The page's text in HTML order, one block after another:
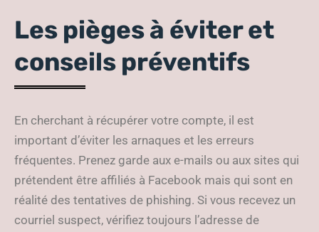
Les pièges à éviter et
conseils préventifs
En cherchant à récupérer votre compte, il est
important d’éviter les arnaques et les erreurs
fréquentes. Prenez garde aux e-mails ou aux sites qui
prétendent être affiliés à Facebook mais qui sont en
réalité des tentatives de phishing. Si vous recevez un
courriel suspect, vérifiez toujours l’adresse de